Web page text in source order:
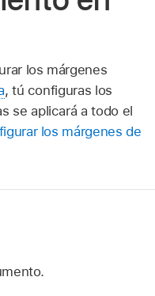
los márgenes
, tú configuras los
se aplicará a todo el
los márgenes de